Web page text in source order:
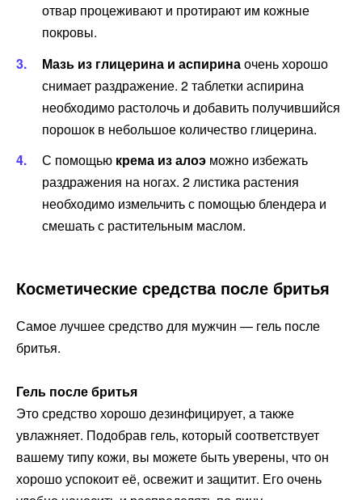
отвар процеживают и протирают им кожные
покровы.
Мазь из глицерина и аспиринаочень хорошо
снимает раздражение. 2 таблетки аспирина
необходимо растолочь и добавить получившийся
порошок в небольшое количество глицерина.
С помощью крема из алоэ можно избежать
раздражения на ногах. 2 листика растения
необходимо измельчить с помощью блендера и
смешать с растительным маслом.
Косметические средства после бритья
Самое лучшее средство для мужчин — гель после
бритья.
Гель после бритья
Это средство хорошо дезинфицирует, а также
увлажняет. Подобрав гель, который соответствует
вашему типу кожи, вы можете быть уверены, что он
хорошо успокоит её, освежит и защитит. Его очень